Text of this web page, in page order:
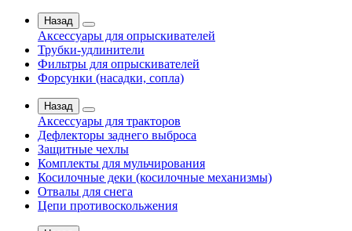
Назад
Аксессуары для опрыскивателей
Трубки-удлинители
Фильтры для опрыскивателей
Форсунки (насадки, сопла)
Назад
Аксессуары для тракторов
Дефлекторы заднего выброса
Защитные чехлы
Комплекты для мульчирования
Косилочные деки (косилочные механизмы)
Отвалы для снега
Цепи противоскольжения